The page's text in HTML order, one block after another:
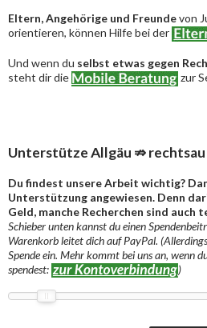
Eltern, Angehörige und Freundevon
orientieren, können Hilfe bei der
Und wenn du selbst etwas gegen
steht dir die
zur
Unterstütze Allgäu ⇏
Du findest unsere Arbeit wichtig?
Unterstützung angewiesen. Denn
Geld, manche Recherchen sind auch
Schieber unten kannst du einen
Warenkorb leitet dich auf PayPal.
Spende ein. Mehr kommt bei uns an, wenn
spendest:
)